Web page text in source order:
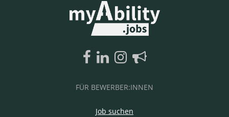
FÜR BEWERBER:INNEN
Job suchen